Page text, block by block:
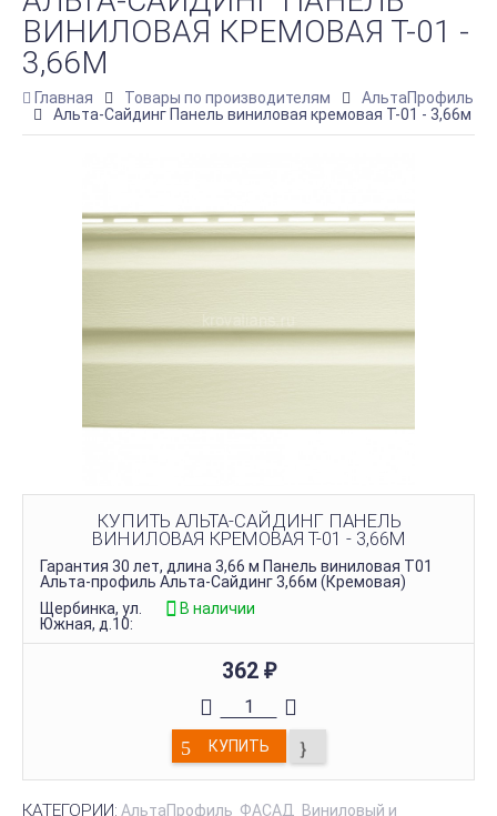
ВИНИЛОВАЯ КРЕМОВАЯ Т-01 -
3,66М
Главная Товары по производителям
АльтаПрофиль
Альта-Сайдинг Панель виниловая кремовая Т-01 - 3,66м
КУПИТЬ АЛЬТА-САЙДИНГ ПАНЕЛЬ
ВИНИЛОВАЯ КРЕМОВАЯ Т-01 - 3,66М
Гарантия 30 лет, длина 3,66 м Панель виниловая Т01
Альта-профиль Альта-Сайдинг 3,66м (Кремовая)
Щербинка, ул.
Южная, д.10:
В наличии
362 ₽
КУПИТЬ
КАТЕГОРИИ: АльтаПрофиль ФАСАД
Виниловый и